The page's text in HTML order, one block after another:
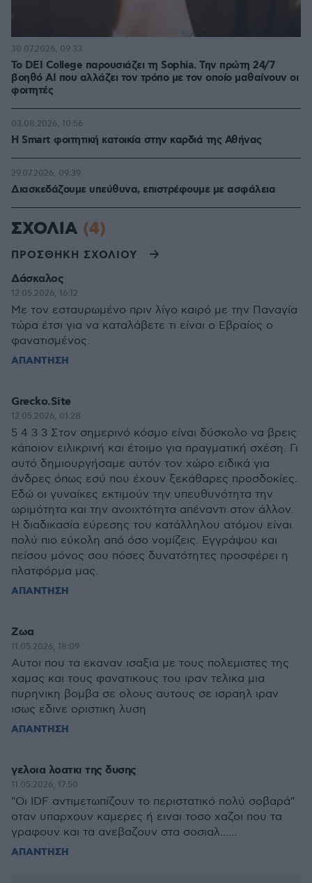
Το DEI College παρουσιάζει τη Sophia. Την πρώτη 24/7
βοηθό AI που αλλάζει τον τρόπο με τον οποίο μαθαίνουν οι
φοιτητές
30.07.2026, 09:33
Η Smart φοιτητική κατοικία στην καρδιά της Αθήνας
03.08.2026, 10:56
Διασκεδάζουμε υπεύθυνα, επιστρέφουμε με ασφάλεια
29.07.2026, 09:39
ΣΧΟΛΙΑ (4)
ΠΡΟΣΘΗΚΗ ΣΧΟΛΙΟΥ
Δάσκαλος
12.05.2026, 16:12
Με τον εσταυρωμένο πριν λίγο καιρό με την Παναγία
τώρα έτσι για να καταλάβετε τι είναι ο Εβραίος ο
φανατισμένος.
ΑΠΑΝΤΗΣΗ
Grecko.Site
12.05.2026, 01:28
5 4 3 3 Στον σημερινό κόσμο είναι δύσκολο να βρεις
κάποιον ειλικρινή και έτοιμο για πραγματική σχέση. Γι
αυτό δημιουργήσαμε αυτόν τον χώρο ειδικά για
άνδρες όπως εσύ που έχουν ξεκάθαρες προσδοκίες.
Εδώ οι γυναίκες εκτιμούν την υπευθυνότητα την
ωριμότητα και την ανοιχτότητα απέναντι στον άλλον.
Η διαδικασία εύρεσης του κατάλληλου ατόμου είναι
πολύ πιο εύκολη από όσο νομίζεις. Εγγράψου και
πείσου μόνος σου πόσες δυνατότητες προσφέρει η
πλατφόρμα μας.
ΑΠΑΝΤΗΣΗ
Ζωα
11.05.2026, 18:09
Αυτοι που τα εκαναν ισαξια με τους πολεμιστες της
χαμας και τους φανατικους του ιραν τελικα μια
πυρηνικη βομβα σε ολους αυτους σε ισραηλ ιραν
ισως εδινε οριστικη λυση
ΑΠΑΝΤΗΣΗ
γελοια λοατκι της δυσης
11.05.2026, 17:50
"Οι IDF αντιμετωπίζουν το περιστατικό πολύ σοβαρά"
οταν υπαρχουν καμερες ή ειναι τοσο χαζοι που τα
γραφουν και τα ανεβαζουν στα σοσιαλ......
ΑΠΑΝΤΗΣΗ